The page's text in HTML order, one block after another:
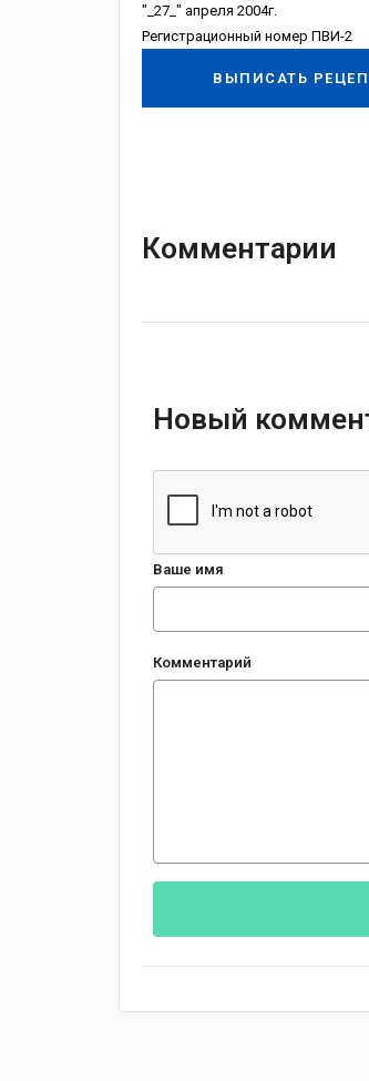
"_27_" апреля 2004г.
Регистрационный номер ПВИ-2
ВЫПИСАТЬ
Комментарии
Новый
Ваше имя
Комментарий